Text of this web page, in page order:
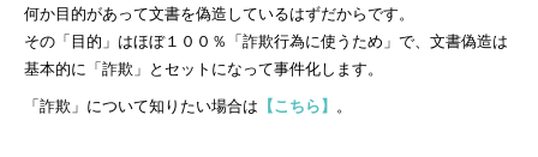
何か目的があって文書を偽造しているはずだからです。
その「目的」はほぼ１００％「詐欺行為に使うため」で、文書偽造は
基本的に「詐欺」とセットになって事件化します。
「詐欺」について知りたい場合は 【こちら】 。